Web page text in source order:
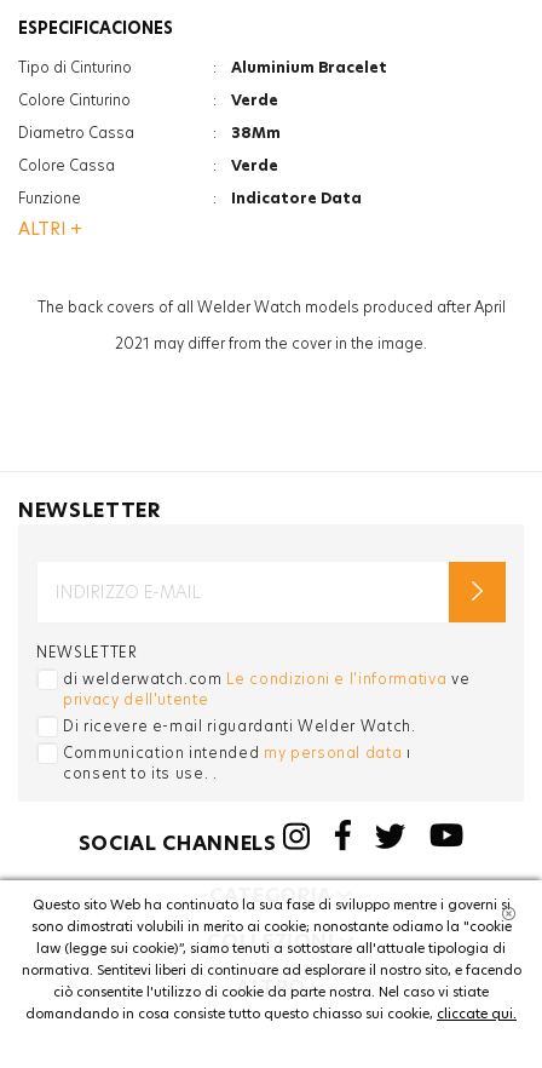
ESPECIFICACIONES
Tipo di Cinturino :
Aluminium Bracelet
Colore Cinturino
:
Verde
Diametro Cassa
:
38Mm
Colore Cassa
:
Verde
Funzione
:
Indicatore Data
Peso
Vetro
Minerale
ALTRI +
The back covers of all Welder Watch models produced after April
2021 may differ from the cover in the image.
NEWSLETTER
NEWSLETTER
di welderwatch.com Le condizioni e l'informativa ve
privacy dell'utente
Di ricevere e-mail riguardanti Welder Watch.
Communication intended my personal data ı
consent to its use. .
SOCIAL CHANNELS
CATEGORIA
COLLEZIONI
ALTRO
Questo sito Web ha continuato la sua fase di sviluppo mentre i governi si
sono dimostrati volubili in merito ai cookie; nonostante odiamo la "cookie
law (legge sui cookie)”, siamo tenuti a sottostare all'attuale tipologia di
normativa. Sentitevi liberi di continuare ad esplorare il nostro sito, e facendo
ciò consentite l'utilizzo di cookie da parte nostra. Nel caso vi stiate
domandando in cosa consiste tutto questo chiasso sui cookie, cliccate qui.